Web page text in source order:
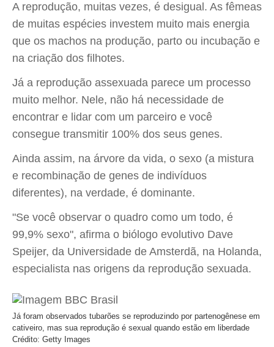
A reprodução, muitas vezes, é desigual. As fêmeas
de muitas espécies investem muito mais energia
que os machos na produção, parto ou incubação e
na criação dos filhotes.
Já a reprodução assexuada parece um processo
muito melhor. Nele, não há necessidade de
encontrar e lidar com um parceiro e você
consegue transmitir 100% dos seus genes.
Ainda assim, na árvore da vida, o sexo (a mistura
e recombinação de genes de indivíduos
diferentes), na verdade, é dominante.
"Se você observar o quadro como um todo, é
99,9% sexo", afirma o biólogo evolutivo Dave
Speijer, da Universidade de Amsterdã, na Holanda,
especialista nas origens da reprodução sexuada.
Já foram observados tubarões se reproduzindo por partenogênese em
cativeiro, mas sua reprodução é sexual quando estão em liberdade
Crédito: Getty Images